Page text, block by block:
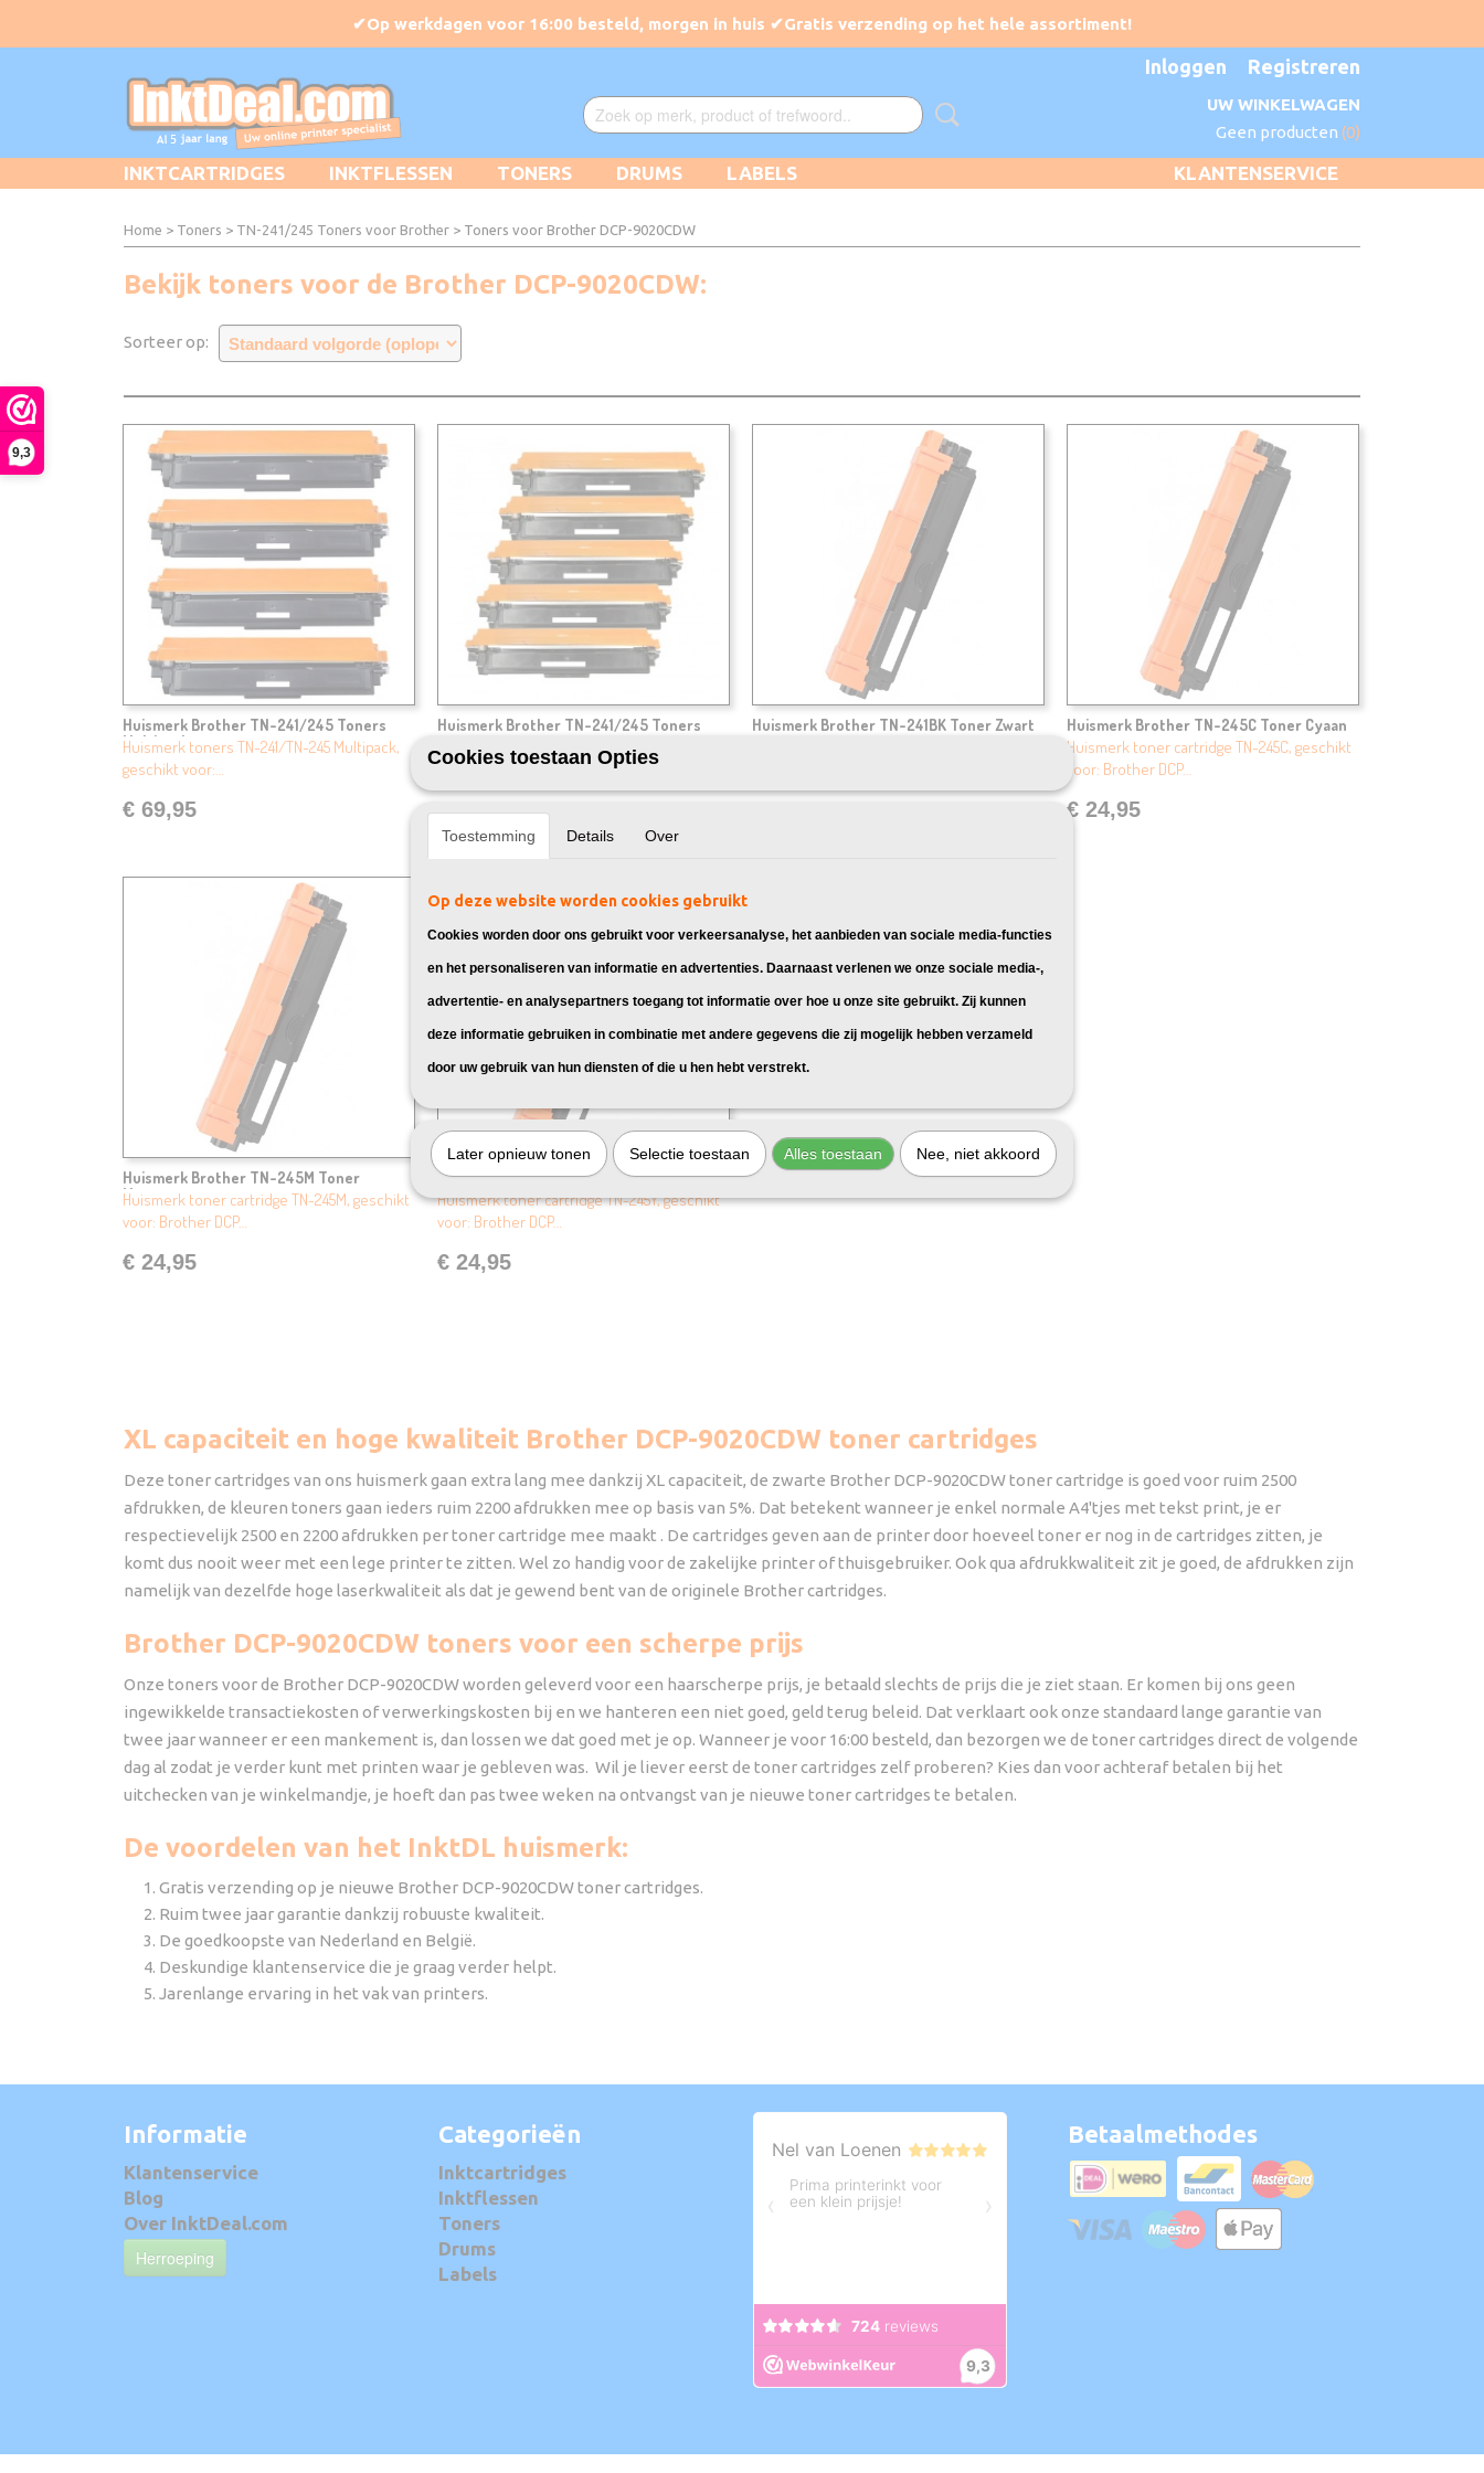
9,3
Inloggen Registreren
UW WINKELWAGEN
Geen producten (0)
KLANTENSERVICE
INKTCARTRIDGES INKTFLESSEN TONERS DRUMS LABELS
Home > Toners > TN-241/245 Toners voor Brother > Toners voor Brother DCP-9020CDW
Bekijk toners voor de Brother DCP-9020CDW:
Sorteer op:
Huismerk Brother TN-241/245 Toners
Multipack
Huismerk toners TN-241/TN-245 Multipack,
geschikt voor:…
€ 69,95
Huismerk Brother TN-241/245 Toners
Huismerk toners TN-241/TN-245 Multipack,
geschikt voor:…
€ 89,95
Huismerk Brother TN-241BK Toner Zwart Huismerk Brother TN-245C Toner Cyaan
Huismerk toner cartridge TN-245C, geschikt
voor: Brother DCP…
€ 24,95
Huismerk Brother TN-245M Toner
Magenta
Huismerk toner cartridge TN-245M, geschikt
voor: Brother DCP…
€ 24,95
Huismerk Brother TN-245Y Toner Geel
Huismerk toner cartridge TN-245Y, geschikt
voor: Brother DCP…
€ 24,95
XL capaciteit en hoge kwaliteit Brother DCP-9020CDW toner cartridges
Deze toner cartridges van ons huismerk gaan extra lang mee dankzij XL capaciteit, de zwarte Brother DCP-9020CDW toner cartridge is goed voor ruim 2500
afdrukken, de kleuren toners gaan ieders ruim 2200 afdrukken mee op basis van 5%. Dat betekent wanneer je enkel normale A4'tjes met tekst print, je er
respectievelijk 2500 en 2200 afdrukken per toner cartridge mee maakt . De cartridges geven aan de printer door hoeveel toner er nog in de cartridges zitten, je
komt dus nooit weer met een lege printer te zitten. Wel zo handig voor de zakelijke printer of thuisgebruiker. Ook qua afdrukkwaliteit zit je goed, de afdrukken zijn
namelijk van dezelfde hoge laserkwaliteit als dat je gewend bent van de originele Brother cartridges.
Brother DCP-9020CDW toners voor een scherpe prijs
Onze toners voor de Brother DCP-9020CDW worden geleverd voor een haarscherpe prijs, je betaald slechts de prijs die je ziet staan. Er komen bij ons geen
ingewikkelde transactiekosten of verwerkingskosten bij en we hanteren een niet goed, geld terug beleid. Dat verklaart ook onze standaard lange garantie van
twee jaar wanneer er een mankement is, dan lossen we dat goed met je op. Wanneer je voor 16:00 besteld, dan bezorgen we de toner cartridges direct de volgende
dag al zodat je verder kunt met printen waar je gebleven was. Wil je liever eerst de toner cartridges zelf proberen? Kies dan voor achteraf betalen bij het
uitchecken van je winkelmandje, je hoeft dan pas twee weken na ontvangst van je nieuwe toner cartridges te betalen.
De voordelen van het InktDL huismerk:
Gratis verzending op je nieuwe Brother DCP-9020CDW toner cartridges.
Ruim twee jaar garantie dankzij robuuste kwaliteit.
De goedkoopste van Nederland en België.
Deskundige klantenservice die je graag verder helpt.
Jarenlange ervaring in het vak van printers.
Informatie
Klantenservice
Blog
Over InktDeal.com
Herroeping
Categorieën
Inktcartridges
Inktflessen
Toners
Drums
Labels
Betaalmethodes
Cookies toestaan Opties
Toestemming Details Over
Op deze website worden cookies gebruikt
Cookies worden door ons gebruikt voor verkeersanalyse, het aanbieden van sociale media-functies
en het personaliseren van informatie en advertenties. Daarnaast verlenen we onze sociale media-,
advertentie- en analysepartners toegang tot informatie over hoe u onze site gebruikt. Zij kunnen
deze informatie gebruiken in combinatie met andere gegevens die zij mogelijk hebben verzameld
door uw gebruik van hun diensten of die u hen hebt verstrekt.
Later opnieuw tonen Selectie toestaan Alles toestaan Nee, niet akkoord